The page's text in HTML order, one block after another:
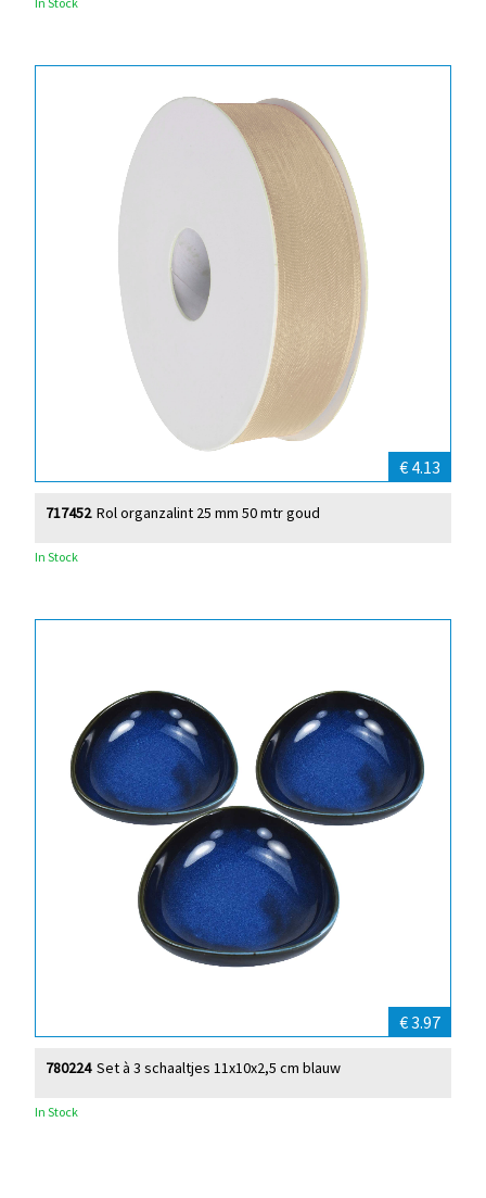
€ 4.13
Rol organzalint 25 mm 50 mtr goud
717452
In Stock
€ 3.97
Set à 3 schaaltjes 11x10x2,5 cm blauw
780224
In Stock